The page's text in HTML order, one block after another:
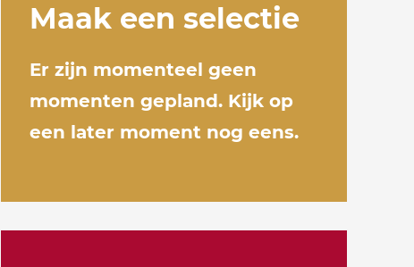
Maak een selectie
Er zijn momenteel geen
momenten gepland. Kijk op
een later moment nog eens.